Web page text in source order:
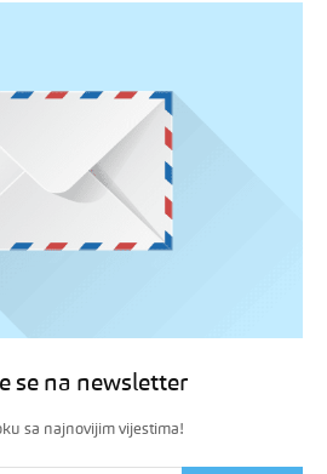
se na newsletter
sa najnovijim vijestima!